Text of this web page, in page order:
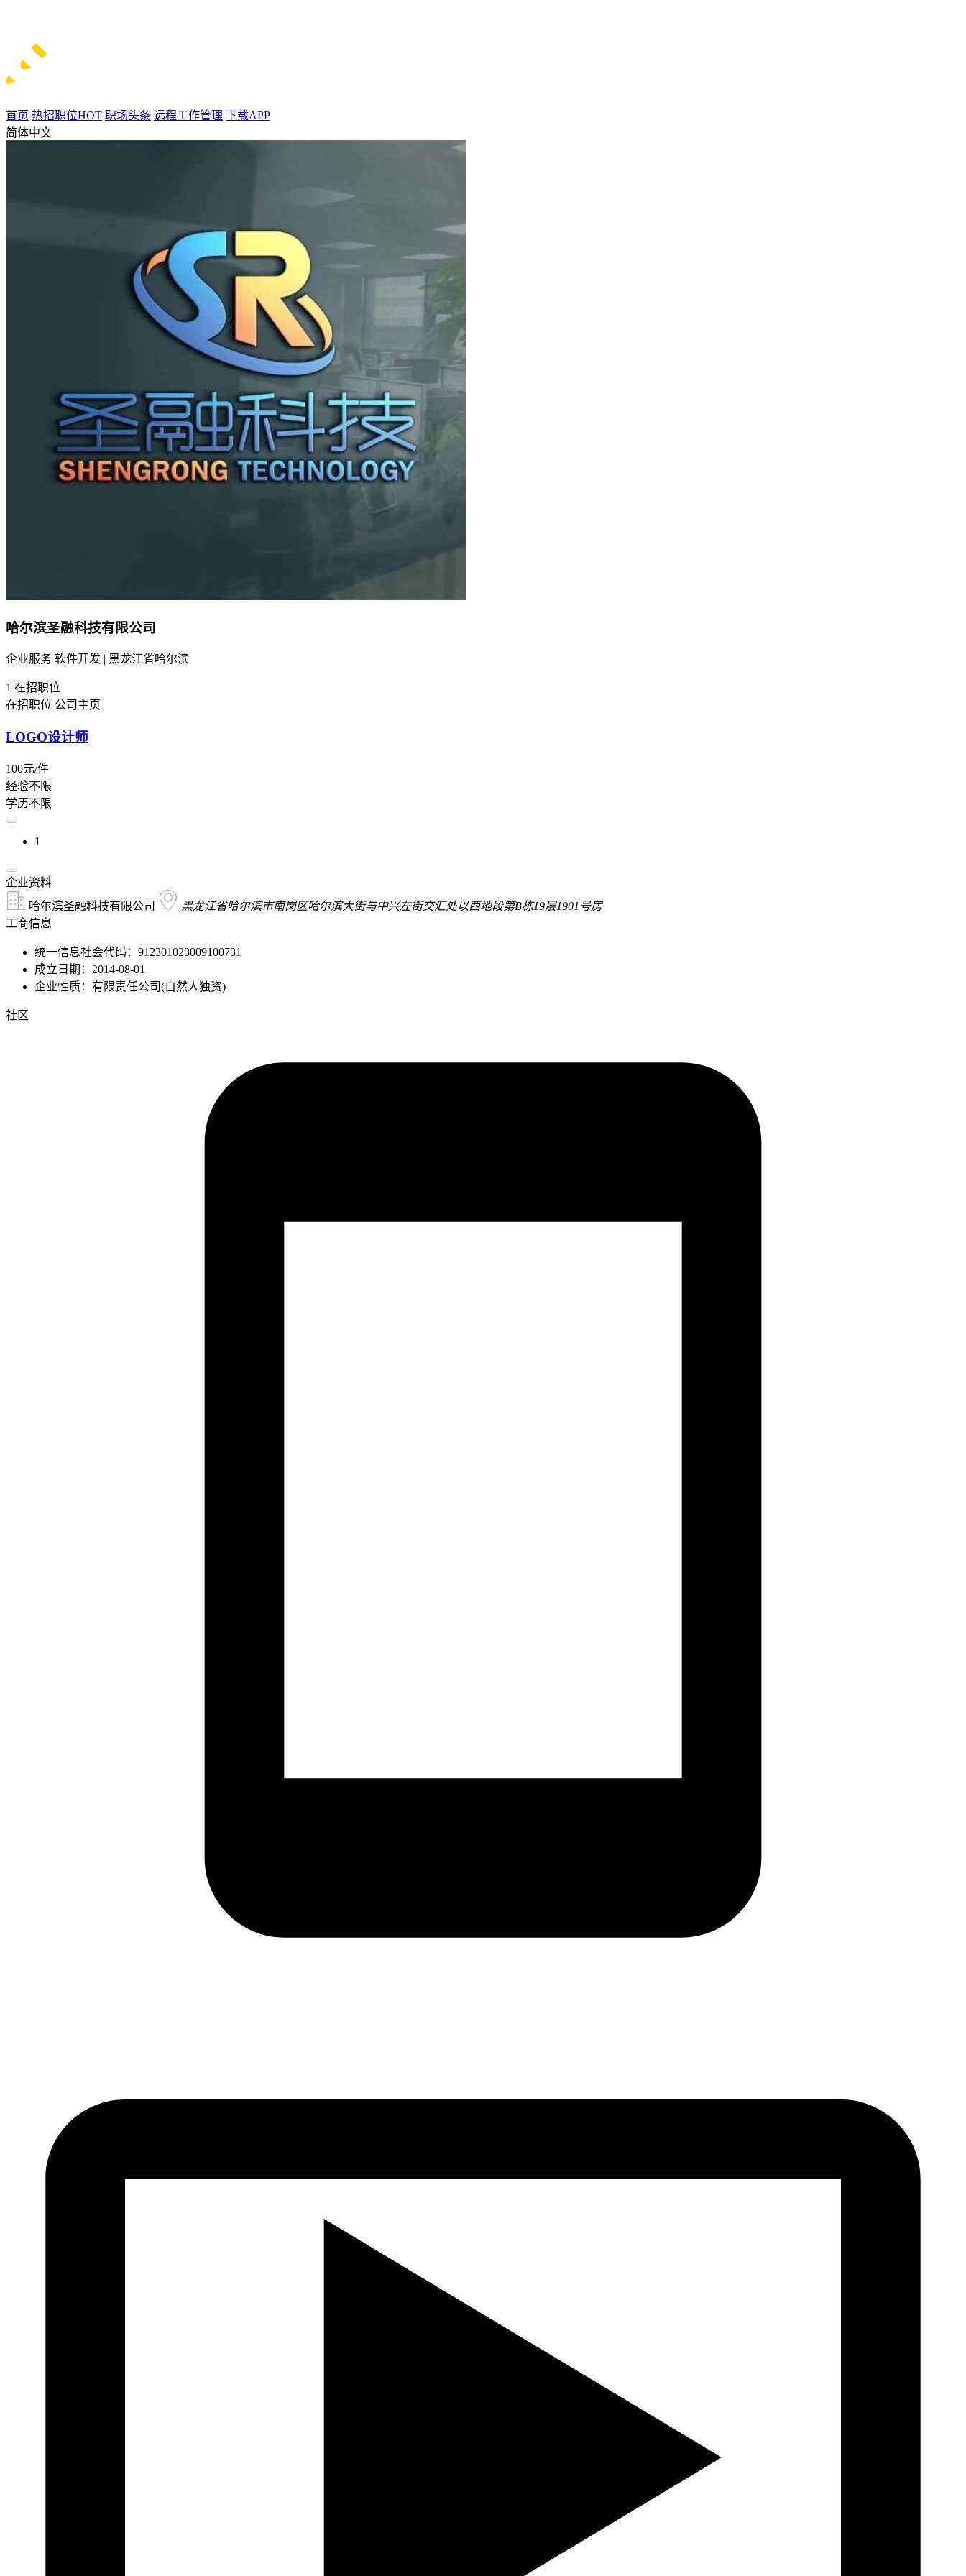
首页 热招职位HOT 职场头条 远程工作管理 下载APP
简体中文
哈尔滨圣融科技有限公司
企业服务 软件开发 | 黑龙江省哈尔滨
1 在招职位
在招职位 公司主页
LOGO设计师
100元/件
经验不限
学历不限
1
企业资料
哈尔滨圣融科技有限公司
黑龙江省哈尔滨市南岗区哈尔滨大街与中兴左街交汇处以西地段第B栋19层1901号房
工商信息
统一信息社会代码：912301023009100731
成立日期：2014-08-01
企业性质：有限责任公司(自然人独资)
社区